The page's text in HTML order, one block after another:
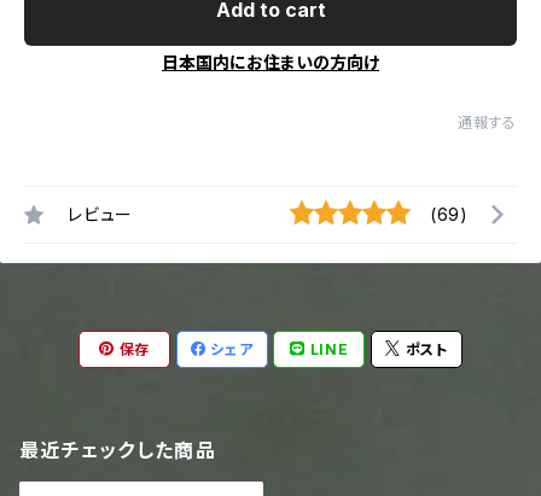
Add to cart
日本国内にお住まいの方向け
通報する
レビュー (69)
保存 シェア LINE ポスト
最近チェックした商品